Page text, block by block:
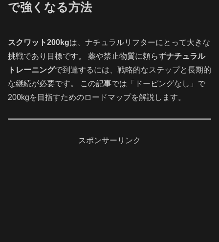
で強くなる方法
スクワット200kgは、ナチュラルリフターにとって大きな
挑戦であり目標です。 薬や禁止物質に頼らずナチュラル
トレーニングで到達するには、戦略的なステップと長期的
な継続が必要です。 この記事では「ドーピングなし」で
200kgを目指すためのロードマップを解説します。
スポンサーリンク